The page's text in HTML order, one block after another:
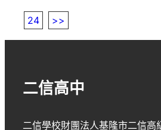
24 >>
二信高中
二信學校財團法人基隆市二信高